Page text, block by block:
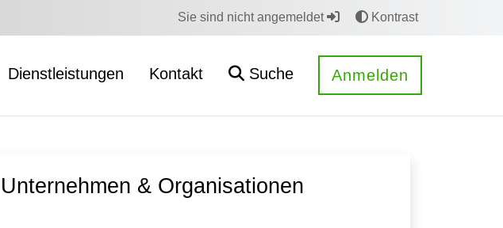
Sie sind nicht angemeldet Kontrast
Dienstleistungen Kontakt Suche Anmelden
Unternehmen & Organisationen